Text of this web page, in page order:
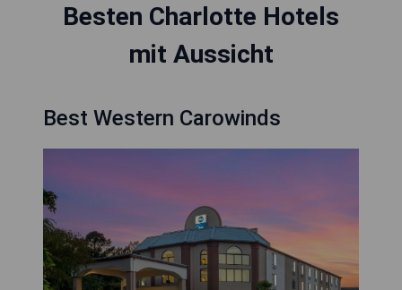
Besten Charlotte Hotels
mit Aussicht
Best Western Carowinds